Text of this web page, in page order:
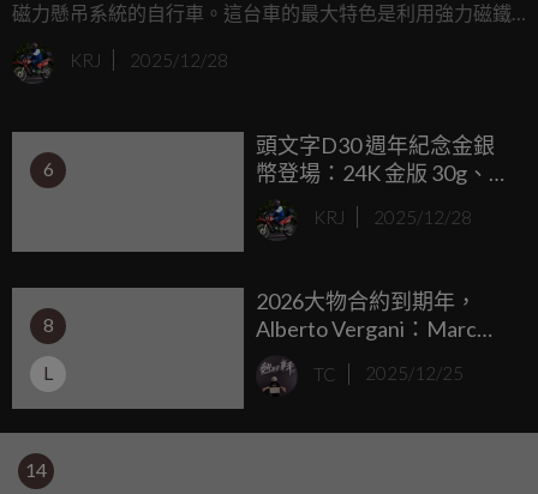
磁力懸吊系統的自行車。這台車的最大特色是利用強力磁鐵
取代傳統避震器，前後輪皆安裝磁鐵組件，透過磁場排斥力
來吸收震動，形成「磁浮避震」效果。
KRJ 2025/12/28
6
頭文字D30 週年紀念金銀
幣登場：24K 金版 30g、純
銀版 100g，限量發行，附
專屬收藏盒
KRJ 2025/12/28
8
L
2026大物合約到期年，
Alberto Vergani：Marc
Marquez續留DUCATI對所
有人來說都會是失望的發
TC 2025/12/25
14